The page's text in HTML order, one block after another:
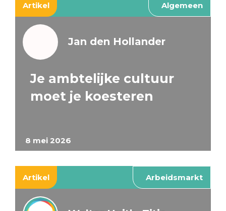
Artikel Algemeen
8 mei 2026
Jan den Hollander
Je ambtelijke cultuur
moet je koesteren
Artikel Arbeidsmarkt